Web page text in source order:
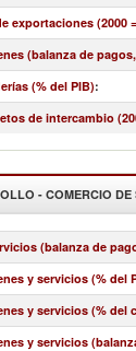
exportaciones (2000
(balanza de
(% del PIB):
de intercambio
- COMERCIO DE
(balanza de
y servicios (% del
y servicios (% del
y servicios